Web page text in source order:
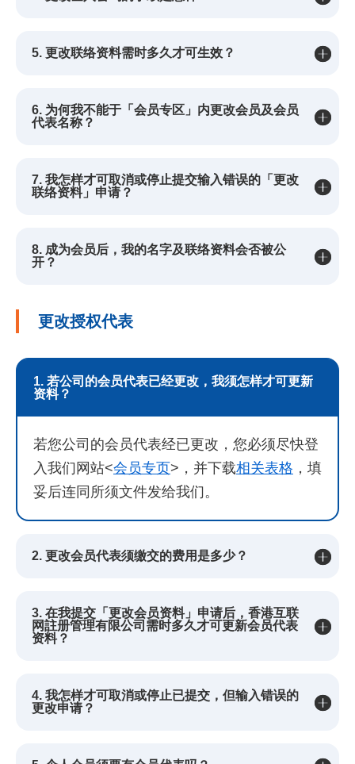
5. 更改联络资料需时多久才可生效？
6. 为何我不能于「会员专区」内更改会员及会员
代表名称？
7. 我怎样才可取消或停止提交输入错误的「更改
联络资料」申请？
8. 成为会员后，我的名字及联络资料会否被公
开？
更改授权代表
1. 若公司的会员代表已经更改，我须怎样才可更新
资料？
若您公司的会员代表经已更改，您必须尽快登
入我们网站<会员专页> ，并下载相关表格 ，填
妥后连同所须文件发给我们。
2. 更改会员代表须缴交的费用是多少？
3. 在我提交「更改会员资料」申请后，香港互联
网註册管理有限公司需时多久才可更新会员代表
资料？
4. 我怎样才可取消或停止已提交，但输入错误的
更改申请？